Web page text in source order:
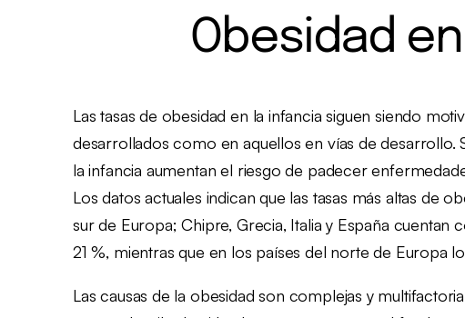
Obesidad
Las tasas de obesidad en la infancia siguen siendo
desarrollados como en aquellos en vías de desarrollo.
la infancia aumentan el riesgo de padecer
Los datos actuales indican que las tasas más altas de
sur de Europa; Chipre, Grecia, Italia y España cuentan
21 %, mientras que en los países del norte de Europa
Las causas de la obesidad son complejas y